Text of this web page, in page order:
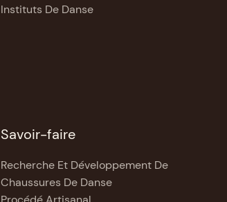
Instituts De Danse
Savoir-faire
Recherche Et Développement De
Chaussures De Danse